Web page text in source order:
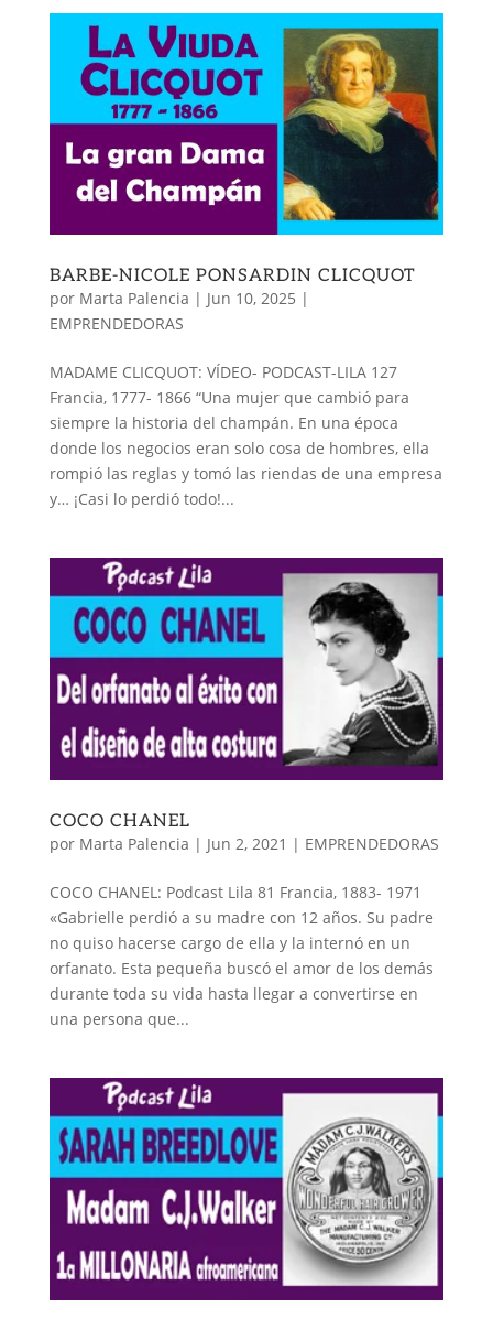
BARBE-NICOLE PONSARDIN CLICQUOT
por Marta Palencia | Jun 10, 2025 |
EMPRENDEDORAS
MADAME CLICQUOT: VÍDEO- PODCAST-LILA 127
Francia, 1777- 1866 “Una mujer que cambió para
siempre la historia del champán. En una época
donde los negocios eran solo cosa de hombres, ella
rompió las reglas y tomó las riendas de una empresa
y… ¡Casi lo perdió todo!...
COCO CHANEL
por Marta Palencia | Jun 2, 2021 | EMPRENDEDORAS
COCO CHANEL: Podcast Lila 81 Francia, 1883- 1971
«Gabrielle perdió a su madre con 12 años. Su padre
no quiso hacerse cargo de ella y la internó en un
orfanato. Esta pequeña buscó el amor de los demás
durante toda su vida hasta llegar a convertirse en
una persona que...